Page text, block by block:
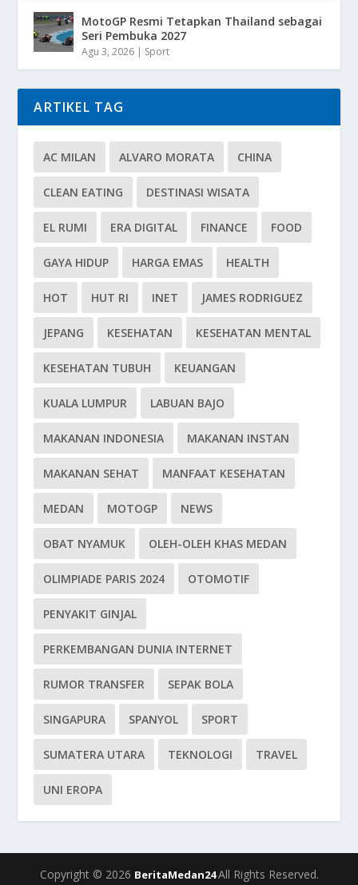
MotoGP Resmi Tetapkan Thailand sebagai
Seri Pembuka 2027
Agu 3, 2026 | Sport
ARTIKEL TAG
AC MILAN ALVARO MORATA CHINA
CLEAN EATING DESTINASI WISATA
EL RUMI ERA DIGITAL FINANCE FOOD
GAYA HIDUP HARGA EMAS HEALTH
HOT HUT RI INET JAMES RODRIGUEZ
JEPANG KESEHATAN KESEHATAN MENTAL
KESEHATAN TUBUH KEUANGAN
KUALA LUMPUR LABUAN BAJO
MAKANAN INDONESIA MAKANAN INSTAN
MAKANAN SEHAT MANFAAT KESEHATAN
MEDAN MOTOGP NEWS
OBAT NYAMUK OLEH-OLEH KHAS MEDAN
OLIMPIADE PARIS 2024 OTOMOTIF
PENYAKIT GINJAL
PERKEMBANGAN DUNIA INTERNET
RUMOR TRANSFER SEPAK BOLA
SINGAPURA SPANYOL SPORT
SUMATERA UTARA TEKNOLOGI TRAVEL
UNI EROPA
Copyright © 2026 BeritaMedan24All Rights Reserved.